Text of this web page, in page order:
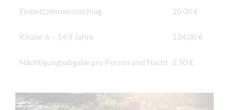
Einbettzimmerzuschlag 20,00 €
Kinder 6 – 14,9 Jahre 134,00 €
Nächtigungsabgabe pro Person und Nacht 2,50 €